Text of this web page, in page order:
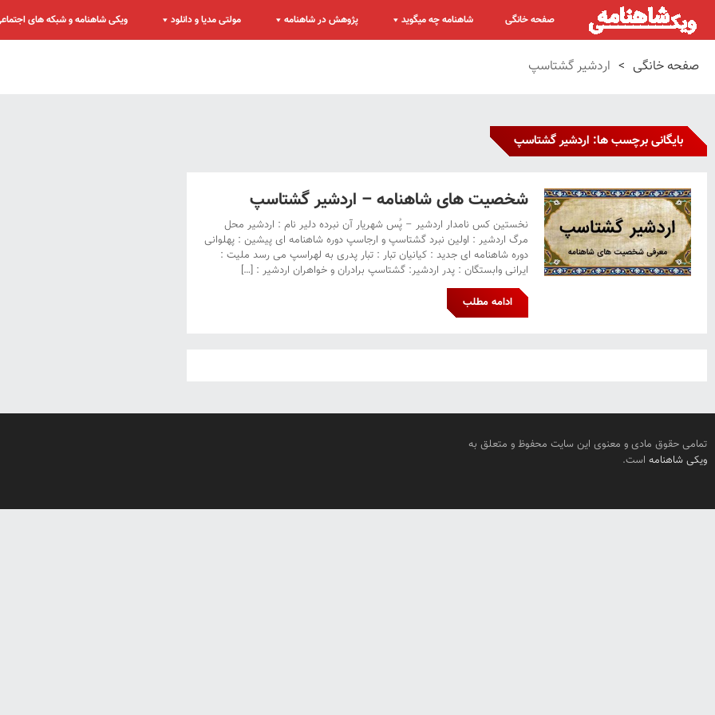
صفحه خانگی شاهنامه چه میگوید پژوهش در شاهنامه مولتی مدیا و دانلود ویکی شاهنامه و شبکه های
صفحه خانگی > اردشیر گشتاسپ
بایگانی برچسب ها: اردشیر گشتاسپ
شخصیت های شاهنامه – اردشیر گشتاسپ
نخستین کس نامدار اردشیر – پُس شهریار آن نبرده دلیر نام : اردشیر محل
مرگ اردشیر : اولین نبرد گشتاسپ و ارجاسپ دوره شاهنامه ای پیشین : پهلوانی
دوره شاهنامه ای جدید : کیانیان تبار : تبار پدری به لهراسپ می رسد ملیت :
ایرانی وابستگان : پدر اردشیر: گشتاسپ برادران و خواهران اردشیر : […]
ادامه مطلب
تمامی حقوق مادی و معنوی این سایت محفوظ و متعلق به
ویکی شاهنامه است.